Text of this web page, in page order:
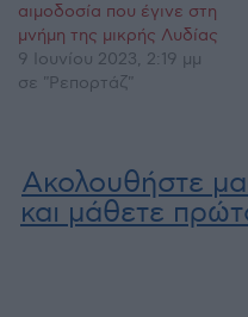
αιμοδοσία που έγινε στη
μνήμη της μικρής Λυδίας
9 Ιουνίου 2023, 2:19 μμ
σε "Ρεπορτάζ"
Ακολουθήστε
και μάθετε